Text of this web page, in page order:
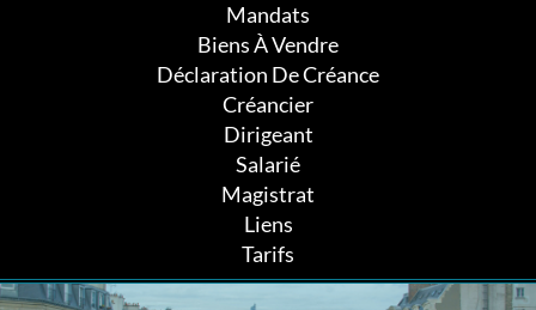
Mandats
Biens À Vendre
Déclaration De Créance
Créancier
Dirigeant
Salarié
Magistrat
Liens
Tarifs